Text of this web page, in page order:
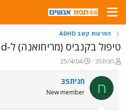
הפרעות קשב ADHD
טיפול בקנביס (מריחואנה) ל-adhd
פ
ו
ת
ח
ה
חגית35
פ
ו
ר
ם
25/4/04
ח חגית35
New member